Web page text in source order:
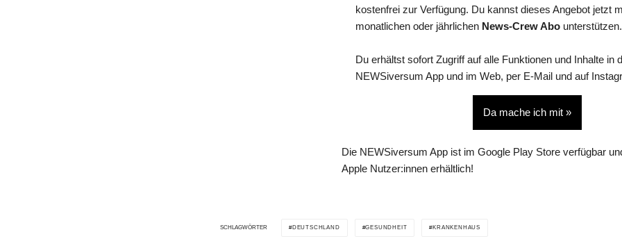
kostenfrei zur Verfügung. Du kannst dieses Angebot jetzt
monatlichen oder jährlichen News-Crew Abo unterstützen.
Du erhältst sofort Zugriff auf alle Funktionen und Inhalte in
NEWSiversum App und im Web, per E-Mail und auf
Da mache ich mit »
Die NEWSiversum App ist im Google Play Store verfügbar
Apple Nutzer:innen erhältlich!
SCHLAGWÖRTER DEUTSCHLAND GESUNDHEIT KRANKENHAUS